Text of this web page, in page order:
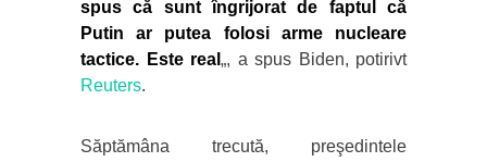
spus că sunt îngrijorat de faptul că
Putin ar putea folosi arme nucleare
tactice. Este real „, a spus Biden, potirivt
Reuters.
Săptămâna trecută, preşedintele